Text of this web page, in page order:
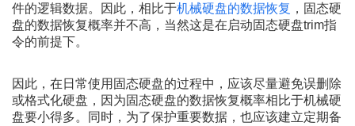
件的逻辑数据。因此，相比于机械硬盘的数据恢复 ，固态硬
盘的数据恢复概率并不高，当然这是在启动固态硬盘trim指
令的前提下。
因此，在日常使用固态硬盘的过程中，应该尽量避免误删除
或格式化硬盘，因为固态硬盘的数据恢复概率相比于机械硬
盘要小得多。同时，为了保护重要数据，也应该建立定期备